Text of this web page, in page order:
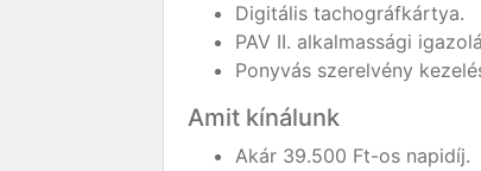
Digitális tachográfkártya.
PAV II. alkalmassági
Ponyvás szerelvény
Amit kínálunk
Akár 39.500 Ft-os napidíj.